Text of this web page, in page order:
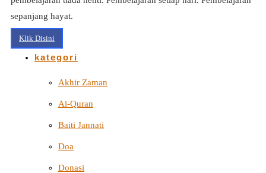
sepanjang hayat.
Klik Disini
kategori
Akhir Zaman
Al-Quran
Baiti Jannati
Doa
Donasi